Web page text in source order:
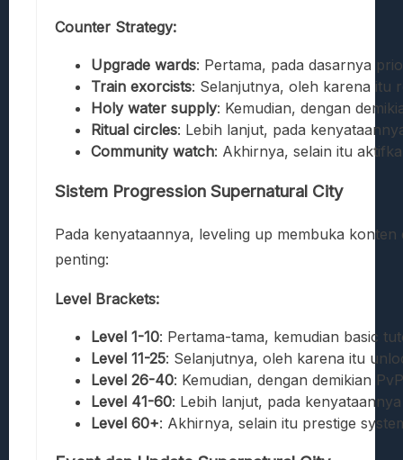
Counter Strategy:
Upgrade wards: Pertama, pada dasarnya
Train exorcists: Selanjutnya, oleh karena itu
Holy water supply: Kemudian, dengan
Ritual circles: Lebih lanjut, pada
Community watch: Akhirnya, selain itu
Sistem Progression Supernatural City
Pada kenyataannya, leveling up membuka
penting:
Level Brackets:
Level 1-10: Pertama-tama, kemudian basic
Level 11-25: Selanjutnya, oleh karena itu
Level 26-40: Kemudian, dengan demikian
Level 41-60: Lebih lanjut, pada
Level 60+: Akhirnya, selain itu prestige